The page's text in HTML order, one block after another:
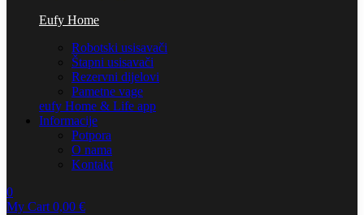
Eufy Home
Robotski usisavači
Štapni usisavači
Rezervni dijelovi
Pametne vage
eufy Home & Life app
Informacije
Potpora
O nama
Kontakt
0
My Cart0,00 €